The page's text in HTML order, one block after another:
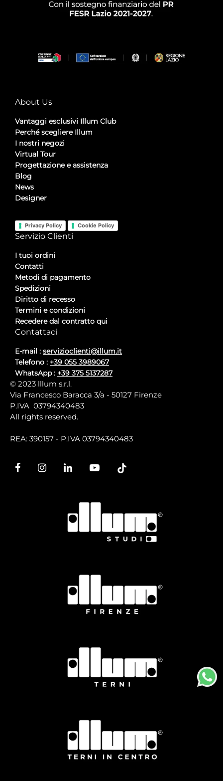
About Us
Vantaggi esclusivi Illum Club
Perché scegliere Illum
I nostri negozi
Virtual Tour
Progettazione e assistenza
Blog
News
Designer
Privacy Policy Cookie Policy
Servizio Clienti
I tuoi ordini
Contatti
Metodi di pagamento
Spedizioni
Diritto di recesso
Termini e condizioni
Recedere dal contratto qui
Contattaci
E-mail : servizioclienti@illum.it
Telefono : +39 055 3989067
WhatsApp : +39 375 5137287
© 2023 lllum s.r.l.
Via Francesco Baracca 3/a - 50127 Firenze
P.IVA 03794340483
All rights reserved.
REA: 390157 - P.IVA 03794340483